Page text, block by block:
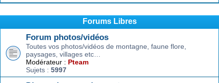
Forums Libres
Forum photos/vidéos
Toutes vos photos/vidéos de montagne, faune flore,
paysages, villages etc…
Modérateur : Pteam
Sujets : 5997